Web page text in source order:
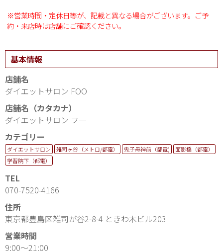
※営業時間・定休日等が、記載と異なる場合がございます。ご予
約・来店時は店舗にご確認ください。
基本情報
店舗名
ダイエットサロン FOO
店舗名（カタカナ）
ダイエットサロン フー
カテゴリー
ダイエットサロン 雑司ヶ谷（メトロ/都電） 鬼子母神前（都電)
面影橋（都電）
学習院下（都電）
TEL
070-7520-4166
住所
東京都豊島区雑司が谷2-8-4 ときわ木ビル203
営業時間
9:00〜21:00